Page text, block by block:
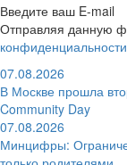
Введите ваш E-mail
Отправляя данную
07.08.2026
В Москве прошла
Community Day
07.08.2026
Минцифры: